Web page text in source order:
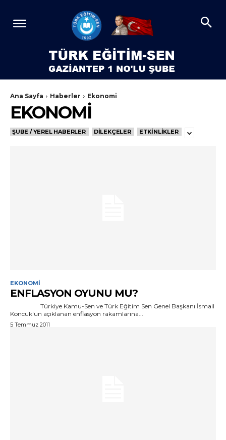
Ana Sayfa Haberler Ekonomi
EKONOMI
ŞUBE / YEREL HABERLER DILEKÇELER ETKINLIKLER
EKONOMI
ENFLASYON OYUNU MU?
Türkiye Kamu-Sen ve Türk Eğitim Sen Genel Başkanı İsmail
Koncuk'un açıklanan enflasyon rakamlarına...
5 Temmuz 2011